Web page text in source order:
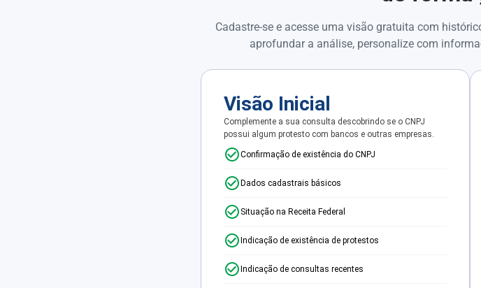
Cadastre-se e acesse uma visão gratuita com
aprofundar a análise, personalize com
Visão Inicial
Complemente a sua consulta descobrindo se o CNPJ
possui algum protesto com bancos e outras empresas.
Confirmação de existência do CNPJ
Dados cadastrais básicos
Situação na Receita Federal
Indicação de existência de protestos
Indicação de consultas recentes